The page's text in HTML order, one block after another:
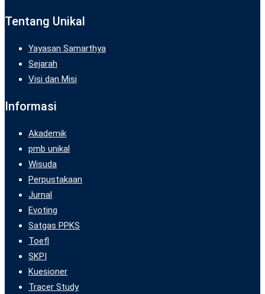
Tentang Unikal
Yayasan Samarthya
Sejarah
Visi dan Misi
Informasi
Akademik
pmb unikal
Wisuda
Perpustakaan
Jurnal
Evoting
Satgas PPKS
Toefl
SKPI
Kuesioner
Tracer Study